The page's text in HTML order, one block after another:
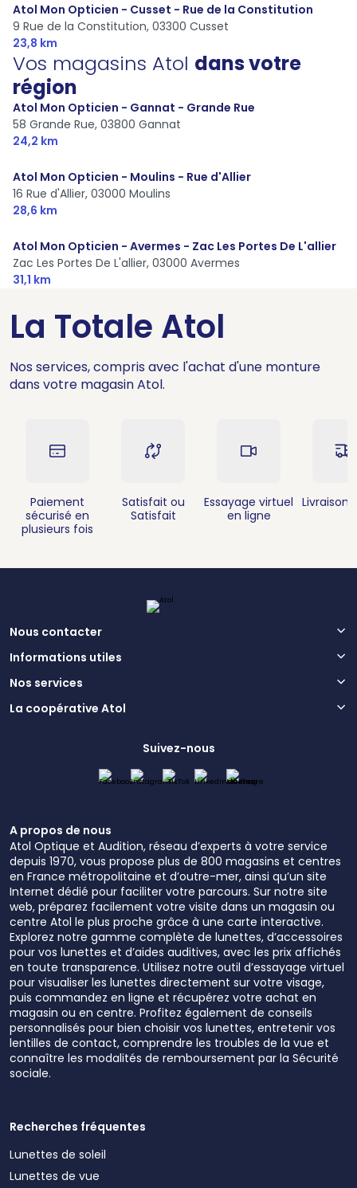
Atol Mon Opticien - Cusset - Rue de la Constitution
9 Rue de la Constitution, 03300 Cusset
23,8 km
Vos magasins Atol dans votre
région
Atol Mon Opticien - Gannat - Grande Rue
58 Grande Rue, 03800 Gannat
24,2 km
Atol Mon Opticien - Moulins - Rue d'Allier
16 Rue d'Allier, 03000 Moulins
28,6 km
Atol Mon Opticien - Avermes - Zac Les Portes De L'allier
Zac Les Portes De L'allier, 03000 Avermes
31,1 km
La Totale Atol
Nos services, compris avec l'achat d'une monture
dans votre magasin Atol.
Paiement
sécurisé en
plusieurs fois
Satisfait ou
Satisfait
Essayage virtuel
en ligne
Livraison
Nous contacter
Informations utiles
Nos services
La coopérative Atol
Suivez-nous
A propos de nous
Atol Optique et Audition, réseau d’experts à votre service
depuis 1970, vous propose plus de 800 magasins et centres
en France métropolitaine et d’outre-mer, ainsi qu’un site
Internet dédié pour faciliter votre parcours. Sur notre site
web, préparez facilement votre visite dans un magasin ou
centre Atol le plus proche grâce à une carte interactive.
Explorez notre gamme complète de lunettes, d’accessoires
pour vos lunettes et d’aides auditives, avec les prix affichés
en toute transparence. Utilisez notre outil d’essayage virtuel
pour visualiser les lunettes directement sur votre visage,
puis commandez en ligne et récupérez votre achat en
magasin ou en centre. Profitez également de conseils
personnalisés pour bien choisir vos lunettes, entretenir vos
lentilles de contact, comprendre les troubles de la vue et
connaître les modalités de remboursement par la Sécurité
sociale.
Recherches fréquentes
Lunettes de soleil
Lunettes de vue